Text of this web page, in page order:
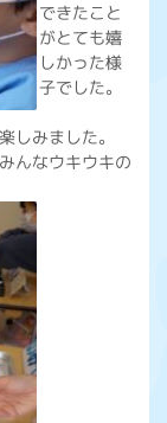
できたこと
がとても嬉
しかった様
子でした。
しみました。
んなウキウキの